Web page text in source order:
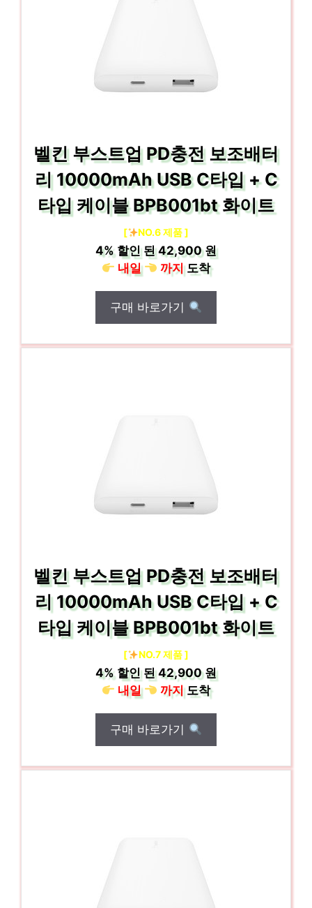
벨킨 부스트업 PD충전 보조배터
리 10000mAh USB C타입 + C
타입 케이블 BPB001bt 화이트
[ NO.6 제품 ]
4%할인 된42,900 원
내일
까지도착
구매 바로가기
벨킨 부스트업 PD충전 보조배터
리 10000mAh USB C타입 + C
타입 케이블 BPB001bt 화이트
[ NO.7 제품 ]
4%할인 된42,900 원
내일
까지도착
구매 바로가기